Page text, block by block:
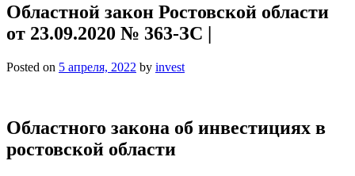
Областной закон Ростовской области
от 23.09.2020 № 363-ЗС |
Posted on 5 апреля, 2022 by invest
Областного закона об инвестициях в
ростовской области